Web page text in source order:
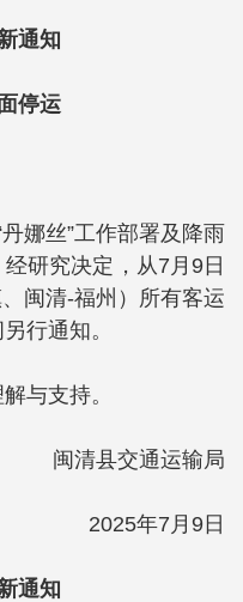
通知
停运
娜丝”工作部署及降雨
研究决定，从7月9日
闽清-福州）所有客运
行通知。
与支持。
闽清县交通运输局
2025年7月9日
通知